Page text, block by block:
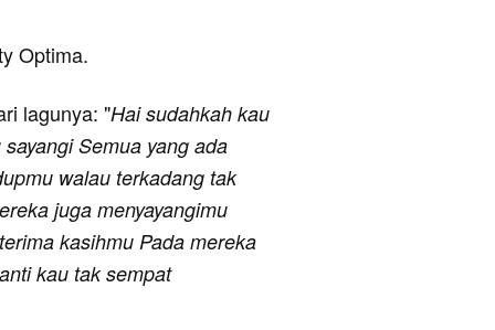
Optima.
lagunya: "Hai sudahkah kau
Semua yang ada
walau terkadang tak
juga menyayangimu
kasihmu Pada mereka
kau tak sempat